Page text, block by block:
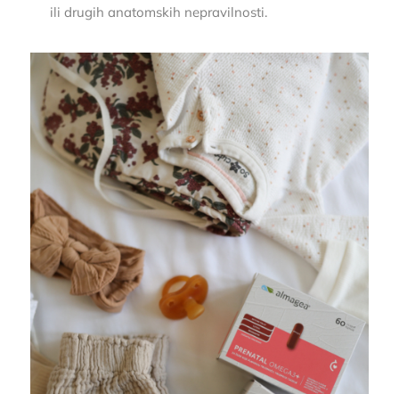
ili drugih anatomskih nepravilnosti.